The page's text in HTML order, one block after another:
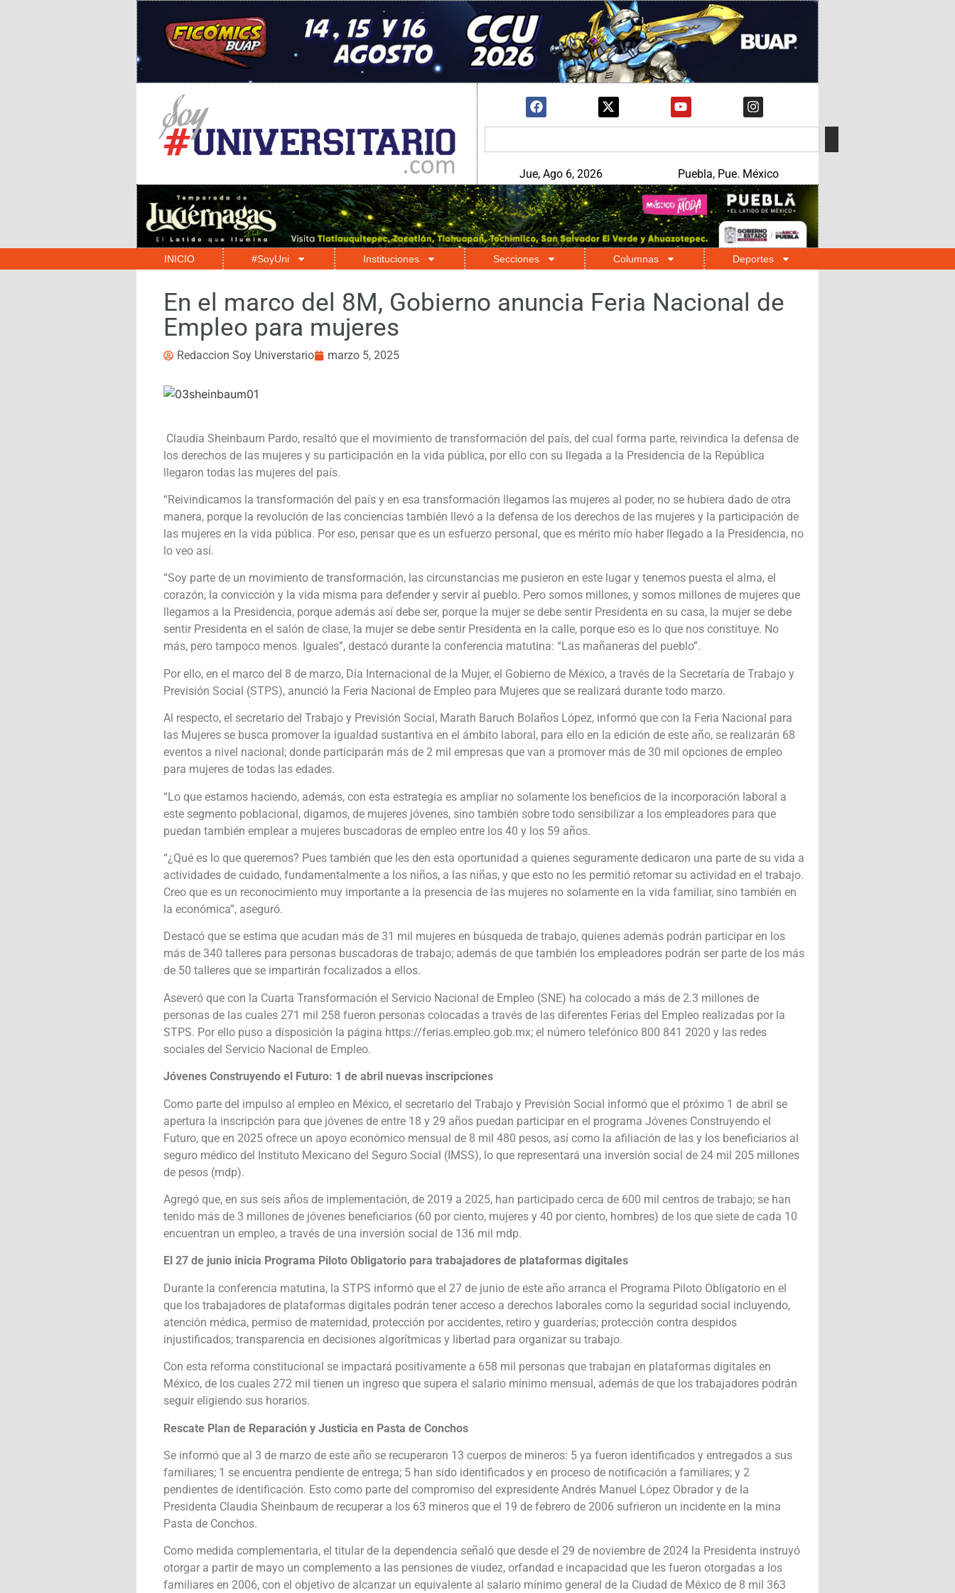
Jue, Ago 6, 2026 Puebla, Pue. México
INICIO #SoyUni Instituciones Secciones Columnas Deportes
En el marco del 8M, Gobierno anuncia Feria Nacional de
Empleo para mujeres
Redaccion Soy Universtario marzo 5, 2025
Claudia Sheinbaum Pardo, resaltó que el movimiento de transformación del país, del cual forma parte, reivindica la defensa de
los derechos de las mujeres y su participación en la vida pública, por ello con su llegada a la Presidencia de la República
llegaron todas las mujeres del país.
“Reivindicamos la transformación del país y en esa transformación llegamos las mujeres al poder, no se hubiera dado de otra
manera, porque la revolución de las conciencias también llevó a la defensa de los derechos de las mujeres y la participación de
las mujeres en la vida pública. Por eso, pensar que es un esfuerzo personal, que es mérito mío haber llegado a la Presidencia, no
lo veo así.
“Soy parte de un movimiento de transformación, las circunstancias me pusieron en este lugar y tenemos puesta el alma, el
corazón, la convicción y la vida misma para defender y servir al pueblo. Pero somos millones, y somos millones de mujeres que
llegamos a la Presidencia, porque además así debe ser, porque la mujer se debe sentir Presidenta en su casa, la mujer se debe
sentir Presidenta en el salón de clase, la mujer se debe sentir Presidenta en la calle, porque eso es lo que nos constituye. No
más, pero tampoco menos. Iguales”, destacó durante la conferencia matutina: “Las mañaneras del pueblo”.
Por ello, en el marco del 8 de marzo, Día Internacional de la Mujer, el Gobierno de México, a través de la Secretaría de Trabajo y
Previsión Social (STPS), anunció la Feria Nacional de Empleo para Mujeres que se realizará durante todo marzo.
Al respecto, el secretario del Trabajo y Previsión Social, Marath Baruch Bolaños López, informó que con la Feria Nacional para
las Mujeres se busca promover la igualdad sustantiva en el ámbito laboral, para ello en la edición de este año, se realizarán 68
eventos a nivel nacional; donde participarán más de 2 mil empresas que van a promover más de 30 mil opciones de empleo
para mujeres de todas las edades.
“Lo que estamos haciendo, además, con esta estrategia es ampliar no solamente los beneficios de la incorporación laboral a
este segmento poblacional, digamos, de mujeres jóvenes, sino también sobre todo sensibilizar a los empleadores para que
puedan también emplear a mujeres buscadoras de empleo entre los 40 y los 59 años.
“¿Qué es lo que queremos? Pues también que les den esta oportunidad a quienes seguramente dedicaron una parte de su vida a
actividades de cuidado, fundamentalmente a los niños, a las niñas, y que esto no les permitió retomar su actividad en el trabajo.
Creo que es un reconocimiento muy importante a la presencia de las mujeres no solamente en la vida familiar, sino también en
la económica”, aseguró.
Destacó que se estima que acudan más de 31 mil mujeres en búsqueda de trabajo, quienes además podrán participar en los
más de 340 talleres para personas buscadoras de trabajo; además de que también los empleadores podrán ser parte de los más
de 50 talleres que se impartirán focalizados a ellos.
Aseveró que con la Cuarta Transformación el Servicio Nacional de Empleo (SNE) ha colocado a más de 2.3 millones de
personas de las cuales 271 mil 258 fueron personas colocadas a través de las diferentes Ferias del Empleo realizadas por la
STPS. Por ello puso a disposición la página https://ferias.empleo.gob.mx; el número telefónico 800 841 2020 y las redes
sociales del Servicio Nacional de Empleo.
Jóvenes Construyendo el Futuro: 1 de abril nuevas inscripciones
Como parte del impulso al empleo en México, el secretario del Trabajo y Previsión Social informó que el próximo 1 de abril se
apertura la inscripción para que jóvenes de entre 18 y 29 años puedan participar en el programa Jóvenes Construyendo el
Futuro, que en 2025 ofrece un apoyo económico mensual de 8 mil 480 pesos, así como la afiliación de las y los beneficiarios al
seguro médico del Instituto Mexicano del Seguro Social (IMSS), lo que representará una inversión social de 24 mil 205 millones
de pesos (mdp).
Agregó que, en sus seis años de implementación, de 2019 a 2025, han participado cerca de 600 mil centros de trabajo; se han
tenido más de 3 millones de jóvenes beneficiarios (60 por ciento, mujeres y 40 por ciento, hombres) de los que siete de cada 10
encuentran un empleo, a través de una inversión social de 136 mil mdp.
El 27 de junio inicia Programa Piloto Obligatorio para trabajadores de plataformas digitales
Durante la conferencia matutina, la STPS informó que el 27 de junio de este año arranca el Programa Piloto Obligatorio en el
que los trabajadores de plataformas digitales podrán tener acceso a derechos laborales como la seguridad social incluyendo,
atención médica, permiso de maternidad, protección por accidentes, retiro y guarderías; protección contra despidos
injustificados; transparencia en decisiones algorítmicas y libertad para organizar su trabajo.
Con esta reforma constitucional se impactará positivamente a 658 mil personas que trabajan en plataformas digitales en
México, de los cuales 272 mil tienen un ingreso que supera el salario mínimo mensual, además de que los trabajadores podrán
seguir eligiendo sus horarios.
Rescate Plan de Reparación y Justicia en Pasta de Conchos
Se informó que al 3 de marzo de este año se recuperaron 13 cuerpos de mineros: 5 ya fueron identificados y entregados a sus
familiares; 1 se encuentra pendiente de entrega; 5 han sido identificados y en proceso de notificación a familiares; y 2
pendientes de identificación. Esto como parte del compromiso del expresidente Andrés Manuel López Obrador y de la
Presidenta Claudia Sheinbaum de recuperar a los 63 mineros que el 19 de febrero de 2006 sufrieron un incidente en la mina
Pasta de Conchos.
Como medida complementaria, el titular de la dependencia señaló que desde el 29 de noviembre de 2024 la Presidenta instruyó
otorgar a partir de mayo un complemento a las pensiones de viudez, orfandad e incapacidad que les fueron otorgadas a los
familiares en 2006, con el objetivo de alcanzar un equivalente al salario mínimo general de la Ciudad de México de 8 mil 363